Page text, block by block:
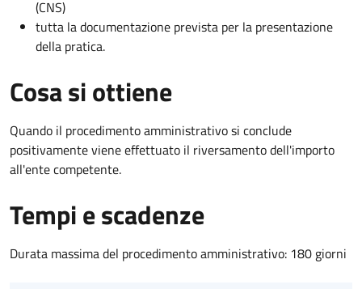
(CNS)
tutta la documentazione prevista per la presentazione
della pratica.
Cosa si ottiene
Quando il procedimento amministrativo si conclude
positivamente viene effettuato il riversamento dell'importo
all'ente competente.
Tempi e scadenze
Durata massima del procedimento amministrativo: 180 giorni